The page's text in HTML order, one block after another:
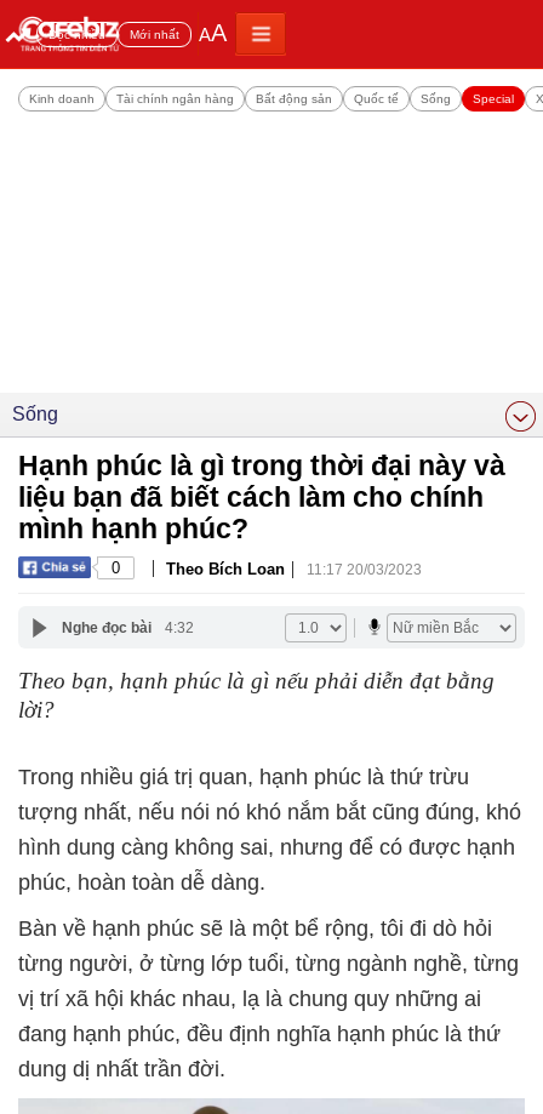
Đọc nhiều Mới nhất AA
Kinh doanh Tài chính ngân hàng Bất động sản Quốc tế Sống Special
Sống
Hạnh phúc là gì trong thời đại này và
liệu bạn đã biết cách làm cho chính
mình hạnh phúc?
0 | Theo Bích Loan | 11:17 20/03/2023
Nghe đọc bài 4:32
Theo bạn, hạnh phúc là gì nếu phải diễn đạt bằng
lời?
Trong nhiều giá trị quan, hạnh phúc là thứ trừu
tượng nhất, nếu nói nó khó nắm bắt cũng đúng, khó
hình dung càng không sai, nhưng để có được hạnh
phúc, hoàn toàn dễ dàng.
Bàn về hạnh phúc sẽ là một bể rộng, tôi đi dò hỏi
từng người, ở từng lớp tuổi, từng ngành nghề, từng
vị trí xã hội khác nhau, lạ là chung quy những ai
đang hạnh phúc, đều định nghĩa hạnh phúc là thứ
dung dị nhất trần đời.